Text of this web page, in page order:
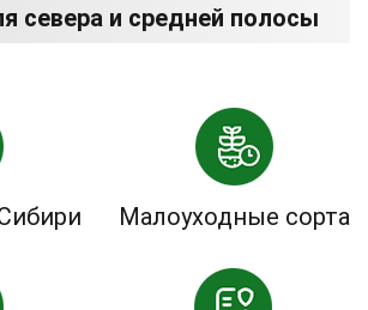
севера и средней полосы
Малоуходные сорта